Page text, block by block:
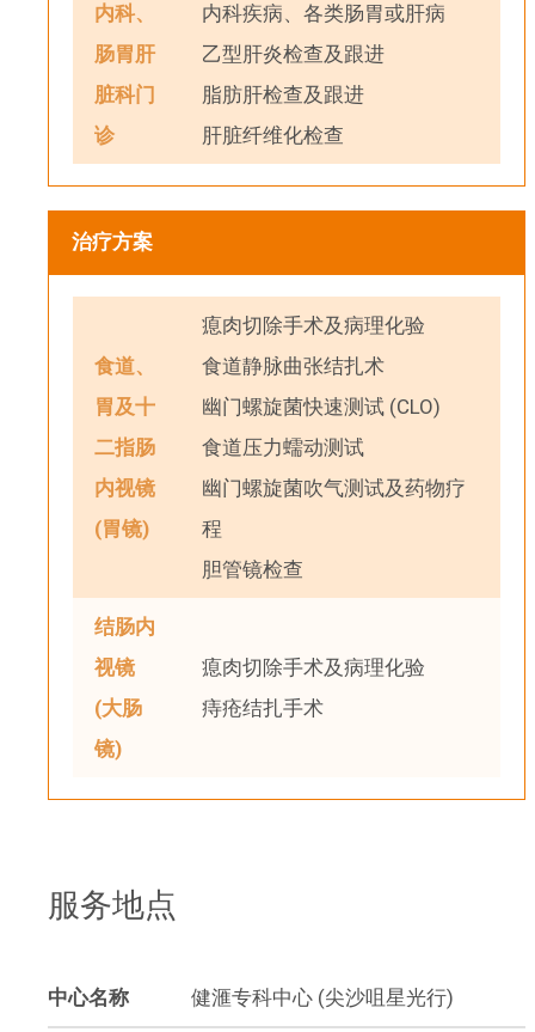
内科、
肠胃肝
脏科门
诊
内科疾病、各类肠胃或肝病
乙型肝炎检查及跟进
脂肪肝检查及跟进
肝脏纤维化检查
治疗方案
食道、
胃及十
二指肠
内视镜
(胃镜)
瘜肉切除手术及病理化验
食道静脉曲张结扎术
幽门螺旋菌快速测试 (CLO)
食道压力蠕动测试
幽门螺旋菌吹气测试及药物疗
程
胆管镜检查
结肠内
视镜
(大肠
镜)
瘜肉切除手术及病理化验
痔疮结扎手术
服务地点
中心名称 健滙专科中心 (尖沙咀星光行)